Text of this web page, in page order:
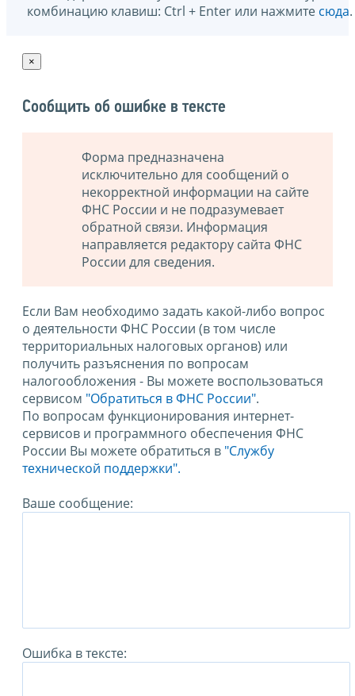
комбинацию клавиш: Ctrl + Enter или нажмите сюда.
×
Сообщить об ошибке в тексте
Форма предназначена
исключительно для сообщений о
некорректной информации на сайте
ФНС России и не подразумевает
обратной связи. Информация
направляется редактору сайта ФНС
России для сведения.
Если Вам необходимо задать какой-либо вопрос
о деятельности ФНС России (в том числе
территориальных налоговых органов) или
получить разъяснения по вопросам
налогообложения - Вы можете воспользоваться
сервисом "Обратиться в ФНС России".
По вопросам функционирования интернет-
сервисов и программного обеспечения ФНС
России Вы можете обратиться в "Службу
технической поддержки".
Ваше сообщение:
Ошибка в тексте: